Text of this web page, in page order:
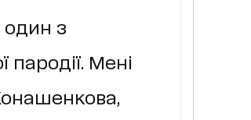
один з
пародії. Мені